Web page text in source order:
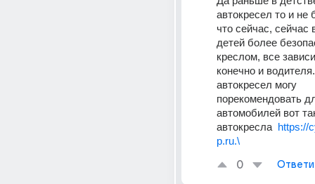
автокресел то и не
что сейчас, сейчас
детей более
креслом, все
конечно и
автокресел могу
порекомендовать
автомобилей вот
автокресла https://
p.ru.\
0